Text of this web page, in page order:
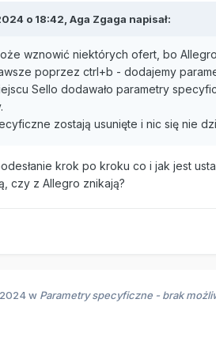
o 18:42, Aga Zgaga napisał:
wznowić niektórych ofert, bo
poprzez ctrl+b - dodajemy
Sello dodawało parametry
zostają usunięte i nic się nie
krok po kroku co i jak jest
czy z Allegro znikają?
w Parametry specyficzne - brak